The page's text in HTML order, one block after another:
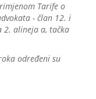
Tarife o
- član 12. i
2. alineja a, tačka
određeni su